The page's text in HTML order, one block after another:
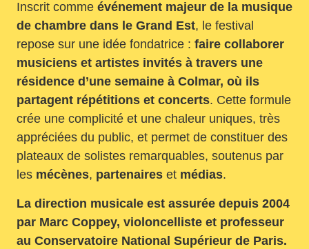
Inscrit comme événement majeur de la musique
de chambre dans le Grand Est, le festival
repose sur une idée fondatrice : faire collaborer
musiciens et artistes invités à travers une
résidence d’une semaine à Colmar, où ils
partagent répétitions et concerts. Cette formule
crée une complicité et une chaleur uniques, très
appréciées du public, et permet de constituer des
plateaux de solistes remarquables, soutenus par
les mécènes, partenaires et médias.
La direction musicale est assurée depuis 2004
par Marc Coppey, violoncelliste et professeur
au Conservatoire National Supérieur de Paris.